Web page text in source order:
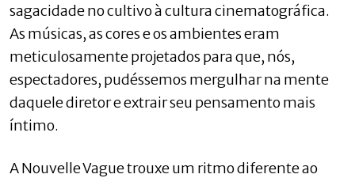
sagacidade no cultivo à cultura cinematográfica.
As músicas, as cores e os ambientes eram
meticulosamente projetados para que, nós,
espectadores, pudéssemos mergulhar na mente
daquele diretor e extrair seu pensamento mais
íntimo.
A Nouvelle Vague trouxe um ritmo diferente ao